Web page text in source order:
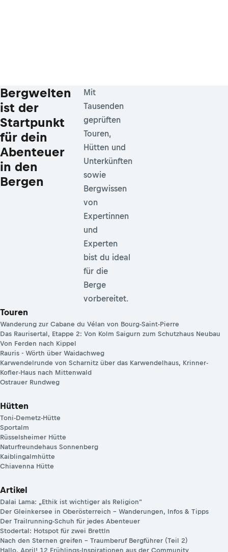
Bergwelten
ist der
Startpunkt
für dein
Abenteuer
in den
Bergen
Mit
Tausenden
geprüften
Touren,
Hütten und
Unterkünften
sowie
Bergwissen
von
Expertinnen
und
Experten
bist du ideal
für die
Berge
vorbereitet.
Touren
Wanderung zur Cabane du Vélan von Bourg-Saint-Pierre
Das Raurisertal, Etappe 2: Von Kolm Saigurn zum Schutzhaus Neubau
Von Ferden nach Kippel
Rauris - Wörth über Waidachweg
Karwendelrunde von Scharnitz über das Karwendelhaus, Krinner-
Kofler-Haus nach Mittenwald
Ostrauer Rundweg
Hütten
Toni-Demetz-Hütte
Sportalm
Rüsselsheimer Hütte
Naturfreundehaus Sonnenberg
Kaiblingalmhütte
Chiavenna Hütte
Artikel
Dalai Lama: „Ethik ist wichtiger als Religion“
Der Gleinkersee in Oberösterreich – Wanderungen, Infos & Tipps
Der Trailrunning-Schuh für jedes Abenteuer
Stodertal: Hotspot für zwei Brettln
Nach den Sternen greifen – Traumberuf Bergführer (Teil 2)
Hallo, April! 12 Frühlings-Inspirationen aus der Community